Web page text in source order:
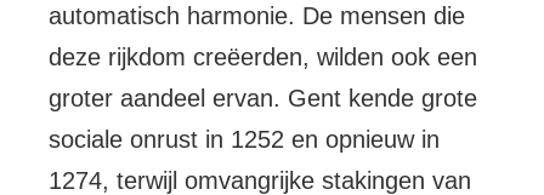
automatisch harmonie. De mensen die
deze rijkdom creëerden, wilden ook een
groter aandeel ervan. Gent kende grote
sociale onrust in 1252 en opnieuw in
1274, terwijl omvangrijke stakingen van